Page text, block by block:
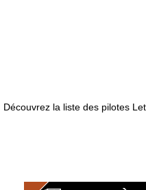
Découvrez la liste des pilotes